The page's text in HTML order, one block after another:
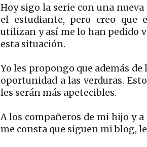
Hoy sigo la serie con una
el estudiante, pero creo que
utilizan y así me lo han pedido
esta situación.
Yo les propongo que además
oportunidad a las verduras.
les serán más apetecibles.
A los compañeros de mi hijo y
me consta que siguen mi blog,